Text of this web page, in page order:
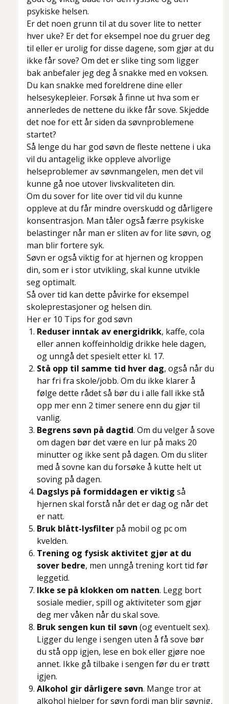
psykiske helsen.
Er det noen grunn til at du sover lite to netter
hver uke? Er det for eksempel noe du gruer deg
til eller er urolig for disse dagene, som gjør at du
ikke får sove? Om det er slike ting som ligger
bak anbefaler jeg deg å snakke med en voksen.
Du kan snakke med foreldrene dine eller
helsesykepleier. Forsøk å finne ut hva som er
annerledes de nettene du ikke får sove. Skjedde
det noe for ett år siden da søvnproblemene
startet?
Så lenge du har god søvn de fleste nettene i uka
vil du antagelig ikke oppleve alvorlige
helseproblemer av søvnmangelen, men det vil
kunne gå noe utover livskvaliteten din.
Om du sover for lite over tid vil du kunne
oppleve at du får mindre overskudd og dårligere
konsentrasjon. Man tåler også færre psykiske
belastinger når man er sliten av for lite søvn, og
man blir fortere syk.
Søvn er også viktig for at hjernen og kroppen
din, som er i stor utvikling, skal kunne utvikle
seg optimalt.
Så over tid kan dette påvirke for eksempel
skoleprestasjoner og helsen din.
Her er 10 Tips for god søvn
Reduser inntak av energidrikk, kaffe, cola
eller annen koffeinholdig drikke hele dagen,
og unngå det spesielt etter kl. 17.
Stå opp til samme tid hver dag, også når du
har fri fra skole/jobb. Om du ikke klarer å
følge dette rådet så bør du i alle fall ikke stå
opp mer enn 2 timer senere enn du gjør til
vanlig.
Begrens søvn på dagtid. Om du velger å sove
om dagen bør det være en lur på maks 20
minutter og ikke sent på dagen. Om du sliter
med å sovne kan du forsøke å kutte helt ut
soving på dagen.
Dagslys på formiddagen er viktig så
hjernen skal forstå når det er dag og når det
er natt.
Bruk blått-lysfilter på mobil og pc om
kvelden.
Trening og fysisk aktivitet gjør at du
sover bedre, men unngå trening kort tid før
leggetid.
Ikke se på klokken om natten. Legg bort
sosiale medier, spill og aktiviteter som gjør
deg mer våken når du skal sove.
Bruk sengen kun til søvn (og eventuelt sex).
Ligger du lenge i sengen uten å få sove bør
du stå opp igjen, lese en bok eller gjøre noe
annet. Ikke gå tilbake i sengen før du er trøtt
igjen.
Alkohol gir dårligere søvn. Mange tror at
alkohol hjelper for søvn fordi man blir søvnig,